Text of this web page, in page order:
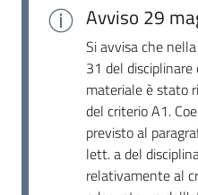
Avviso 29
Si avvisa che
31 del
materiale è stato
del criterio A1.
previsto al
lett. a del
relativamente al